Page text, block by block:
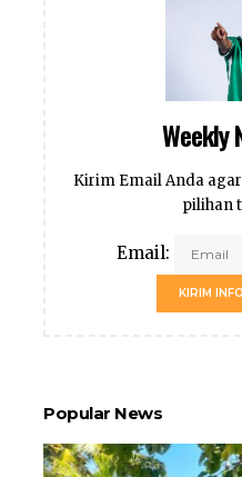
Weekly
Kirim Email Anda
pilihan
Email:
KIRIM
Popular News